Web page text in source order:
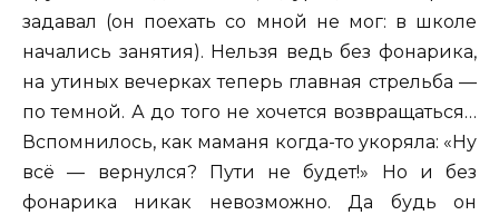
задавал (он поехать со мной не мог: в школе
начались занятия). Нельзя ведь без фонарика,
на утиных вечерках теперь главная стрельба —
по темной. А до того не хочется возвращаться…
Вспомнилось, как маманя когда-то укоряла: «Ну
всё — вернулся? Пути не будет!» Но и без
фонарика никак невозможно. Да будь он